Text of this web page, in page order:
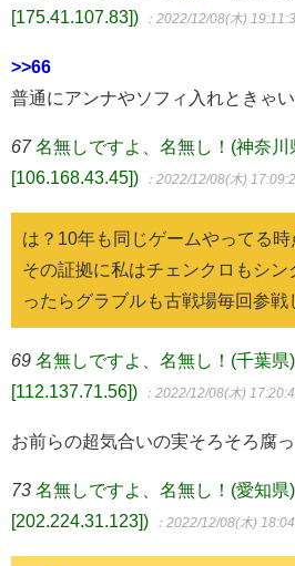
[175.41.107.83])
：2022/12/08(木)
>>66
普通にアンナやソフィ入れときゃ
67 名無しですよ、名無し！(神奈川
[106.168.43.45])
：2022/12/08(木)
は？10年も同じゲームやってる
その証拠に私はチェンクロもシ
ったらグラブルも古戦場毎回参戦
69 名無しですよ、名無し！(千葉県
[112.137.71.56])
：2022/12/08(木)
お前らの超気合いの実そろそろ腐
73 名無しですよ、名無し！(愛知県
[202.224.31.123])
：2022/12/08(木)